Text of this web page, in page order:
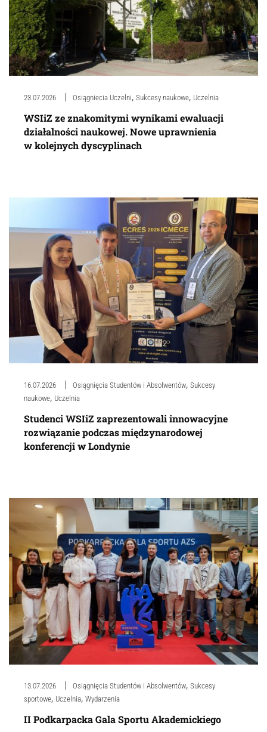
23.07.2026 Osiągniecia Uczelni, Sukcesy naukowe, Uczelnia
WSIiZ ze znakomitymi wynikami ewaluacji
działalności naukowej. Nowe uprawnienia
w kolejnych dyscyplinach
16.07.2026 Osiągnięcia Studentów i Absolwentów, Sukcesy
naukowe, Uczelnia
Studenci WSIiZ zaprezentowali innowacyjne
rozwiązanie podczas międzynarodowej
konferencji w Londynie
13.07.2026 Osiągnięcia Studentów i Absolwentów, Sukcesy
sportowe, Uczelnia, Wydarzenia
II Podkarpacka Gala Sportu Akademickiego